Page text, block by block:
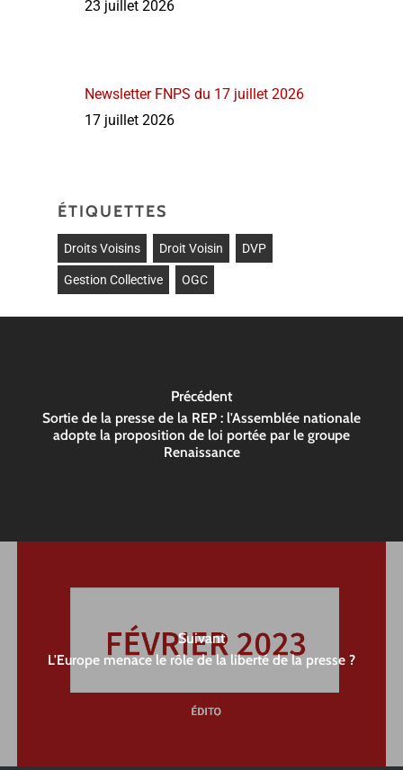
23 juillet 2026
Newsletter FNPS du 17 juillet 2026
17 juillet 2026
ÉTIQUETTES
Droits Voisins Droit Voisin DVP
Gestion Collective OGC
Précédent
Sortie de la presse de la REP : l'Assemblée nationale
adopte la proposition de loi portée par le groupe
Renaissance
Suivant
L'Europe menace le rôle de la liberté de la presse ?